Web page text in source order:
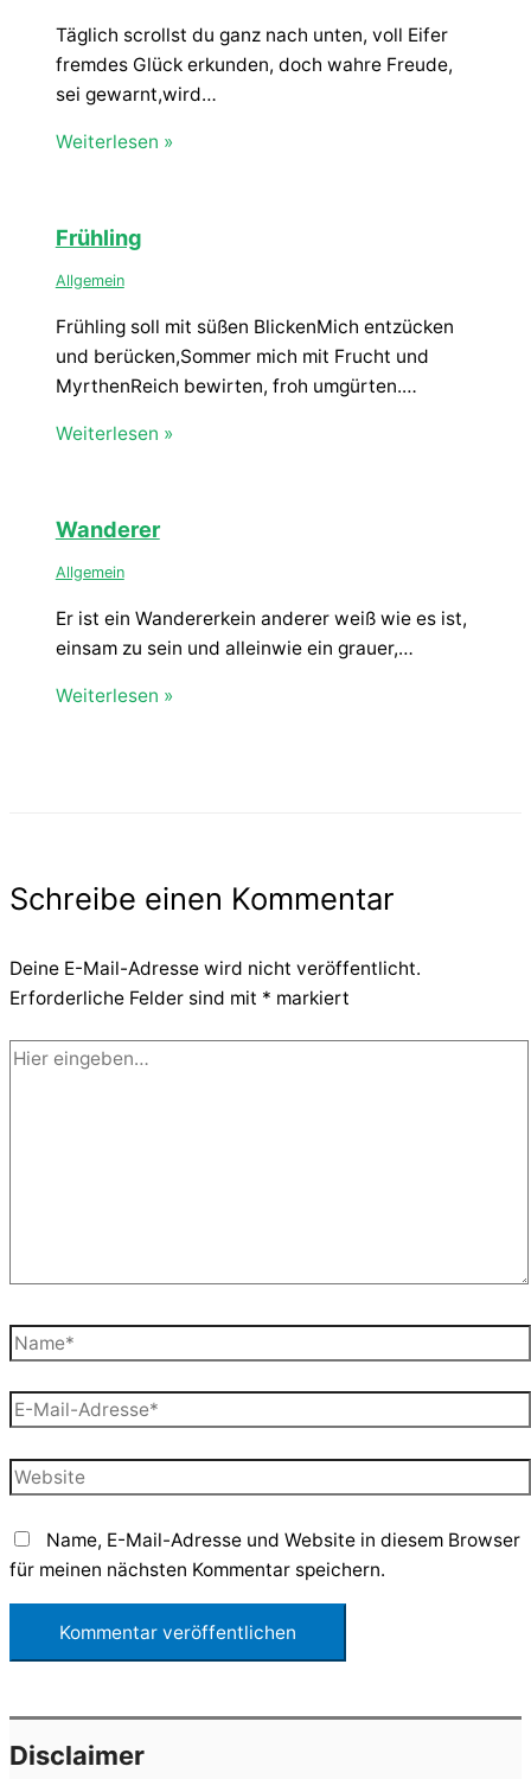
Täglich scrollst du ganz nach unten, voll Eifer
fremdes Glück erkunden, doch wahre Freude,
sei gewarnt,wird…
Weiterlesen »
Frühling
Allgemein
Frühling soll mit süßen BlickenMich entzücken
und berücken,Sommer mich mit Frucht und
MyrthenReich bewirten, froh umgürten.…
Weiterlesen »
Wanderer
Allgemein
Er ist ein Wandererkein anderer weiß wie es ist,
einsam zu sein und alleinwie ein grauer,…
Weiterlesen »
Schreibe einen Kommentar
Deine E-Mail-Adresse wird nicht veröffentlicht.
Erforderliche Felder sind mit * markiert
Hier
Name*
E-
Mail-
Adresse*
Website
Name, E-Mail-Adresse und Website in diesem Browser
für meinen nächsten Kommentar speichern.
Disclaimer